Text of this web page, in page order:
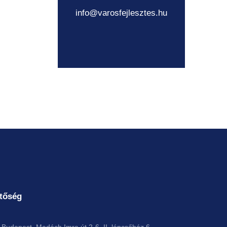
info@varosfejlesztes.hu